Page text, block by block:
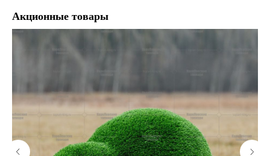
Акционные товары